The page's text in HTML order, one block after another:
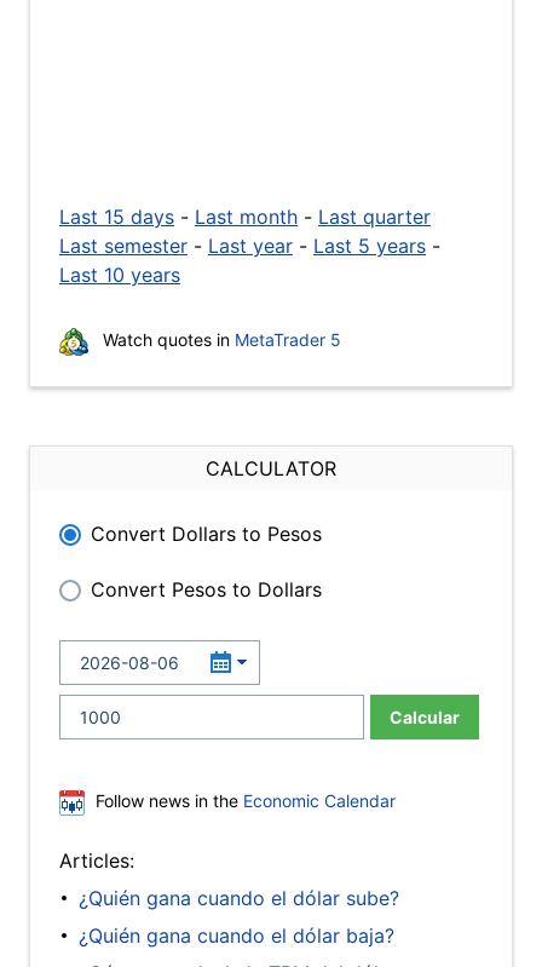
Last 15 days - Last month - Last quarter
Last semester - Last year - Last 5 years -
Last 10 years
Watch quotes in MetaTrader 5
CALCULATOR
Convert Dollars to Pesos
Convert Pesos to Dollars
Calcular
Follow news in the Economic Calendar
Articles:
¿Quién gana cuando el dólar sube?
¿Quién gana cuando el dólar baja?